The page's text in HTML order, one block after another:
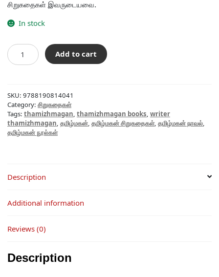
சிறுகதைகள் இவருடையவை.
In stock
மீன்மலர்
quantity
Add to cart
SKU: 9788190814041
Category: சிறுகதைகள்
Tags: thamizhmagan, thamizhmagan books, writer
thamizhmagan, தமிழ்மகன், தமிழ்மகன் சிறுகதைகள், தமிழ்மகன் நாவல்,
தமிழ்மகன் நூல்கள்
Description
Additional information
Reviews (0)
Description